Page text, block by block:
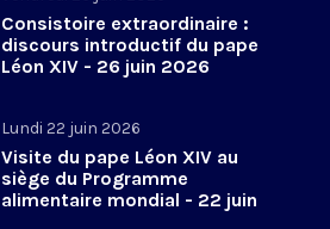
Consistoire extraordinaire :
discours introductif du pape
Léon XIV - 26 juin 2026
Lundi 22 juin 2026
Visite du pape Léon XIV au
siège du Programme
alimentaire mondial - 22 juin